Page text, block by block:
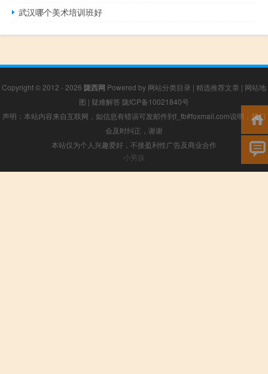
武汉哪个美术培训班好
Copyright © 2012 - 2026 陇西网 Powered by 网站分类目录 | 精选推荐文章 | 网站地
图 | 疑难解答 陇ICP备10021840号
声明：本站内容来自互联网，如信息有错误可发邮件到f_fb#foxmail.com说明，我们
会及时纠正，谢谢
本站仅为个人兴趣爱好，不接盈利性广告及商业合作
小男孩